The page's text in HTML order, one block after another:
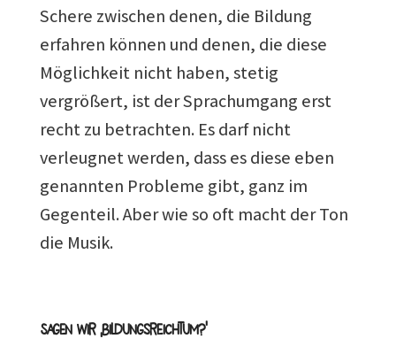
Schere zwischen denen, die Bildung
erfahren können und denen, die diese
Möglichkeit nicht haben, stetig
vergrößert, ist der Sprachumgang erst
recht zu betrachten. Es darf nicht
verleugnet werden, dass es diese eben
genannten Probleme gibt, ganz im
Gegenteil. Aber wie so oft macht der Ton
die Musik.
Sagen wir ‚Bildungsreichtum?‘